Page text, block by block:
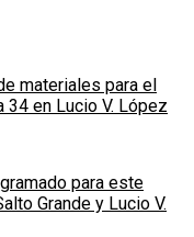
materiales para el
34 en Lucio V. López
para este
Grande y Lucio V.